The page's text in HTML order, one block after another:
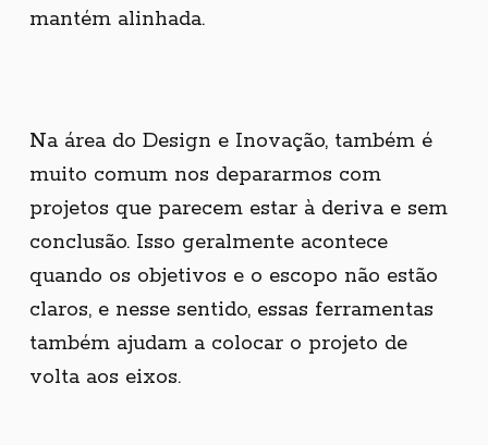
mantém alinhada.
Na área do Design e Inovação, também é
muito comum nos depararmos com
projetos que parecem estar à deriva e sem
conclusão. Isso geralmente acontece
quando os objetivos e o escopo não estão
claros, e nesse sentido, essas ferramentas
também ajudam a colocar o projeto de
volta aos eixos.